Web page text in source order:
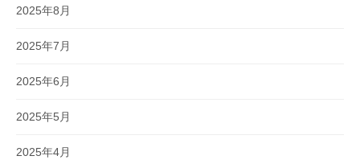
2025年8月
2025年7月
2025年6月
2025年5月
2025年4月